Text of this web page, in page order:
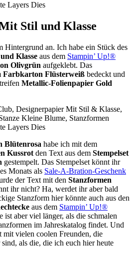
Stil und Klasse
Hintergrund an. Ich habe ein Stück des
Klasse aus dem Stampin’ Up!®
Olivgrün aufgeklebt. Das
Farbkarton Flüsterweiß bedeckt und
Metallic-Folienpapier Gold
Blütenrosa habe ich mit dem
Kussrot den Text aus dem Stempelset
gestempelt. Das Stempelset könnt ihr
Monats als Sale-A-Bration-Geschenk
der Text mit den Stanzformen
ihr nicht? Ha, werdet ihr aber bald
Stanzform hier könnte auch aus den
aus dem Stampin’ Up!®
ist aber viel länger, als die schmalen
im Jahreskatalog findet. Und
mit vielen coolen Freunden, die
als die, die ich euch hier heute